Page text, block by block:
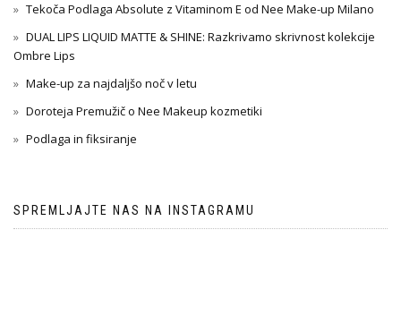
Tekoča Podlaga Absolute z Vitaminom E od Nee Make-up Milano
DUAL LIPS LIQUID MATTE & SHINE: Razkrivamo skrivnost kolekcije
Ombre Lips
Make-up za najdaljšo noč v letu
Doroteja Premužič o Nee Makeup kozmetiki
Podlaga in fiksiranje
SPREMLJAJTE NAS NA INSTAGRAMU